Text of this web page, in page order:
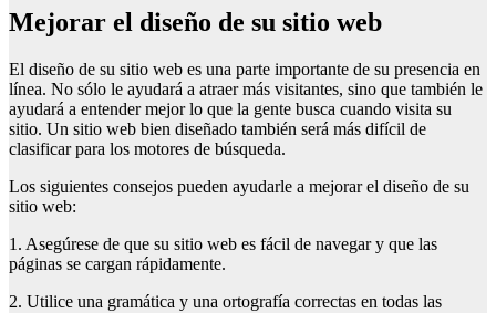
Mejorar el diseño de su sitio web
El diseño de su sitio web es una parte importante de su presencia en
línea. No sólo le ayudará a atraer más visitantes, sino que también le
ayudará a entender mejor lo que la gente busca cuando visita su
sitio. Un sitio web bien diseñado también será más difícil de
clasificar para los motores de búsqueda.
Los siguientes consejos pueden ayudarle a mejorar el diseño de su
sitio web:
1. Asegúrese de que su sitio web es fácil de navegar y que las
páginas se cargan rápidamente.
2. Utilice una gramática y una ortografía correctas en todas las